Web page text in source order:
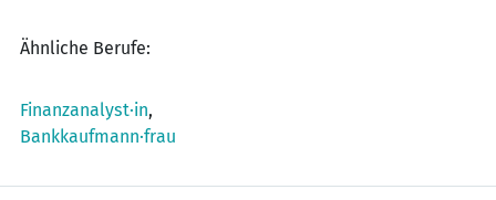
Ähnliche Berufe:
Finanzanalyst·in,
Bankkaufmann·frau